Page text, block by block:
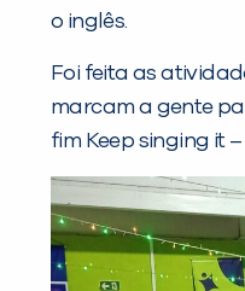
o inglês.
Foi feita as
marcam a gente
fim Keep singing it